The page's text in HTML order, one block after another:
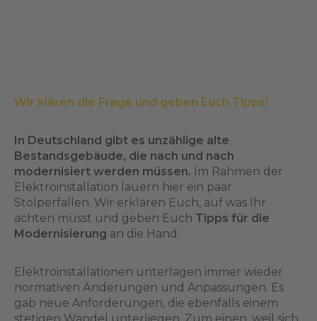
Wir klären die Frage und geben Euch Tipps!
In Deutschland gibt es unzählige alte
Bestandsgebäude, die nach und nach
modernisiert werden müssen. Im Rahmen der
Elektroinstallation lauern hier ein paar
Stolperfallen. Wir erklären Euch, auf was Ihr
achten müsst und geben Euch Tipps für die
Modernisierung an die Hand.
Elektroinstallationen unterlagen immer wieder
normativen Änderungen und Anpassungen. Es
gab neue Anforderungen, die ebenfalls einem